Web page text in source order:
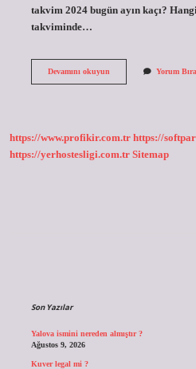
takvim 2024 bugün ayın kaçı?
takviminde…
Devamını okuyunGünümüzde Yorum
https://www.profikir.com.tr https://
https://yerhostesligi.com.tr Sitemap
Son Yazılar
Yalova ismini nereden almıştır ?
Ağustos 9, 2026
Kuver legal mi ?